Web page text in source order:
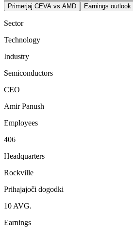
Primerjaj CEVA vs AMD
Earnings
Sector
Technology
Industry
Semiconductors
CEO
Amir Panush
Employees
406
Headquarters
Rockville
Prihajajoči dogodki
10 AVG.
Earnings